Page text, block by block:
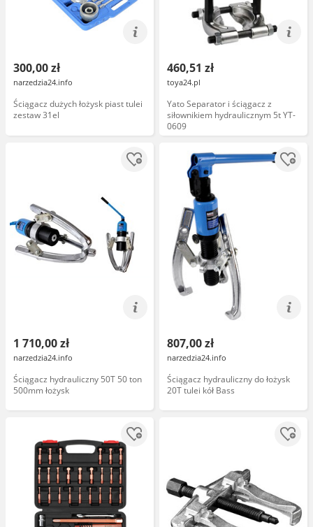
300,00 zł
narzedzia24.info
Ściągacz dużych łożysk piast tulei
zestaw 31el
460,51 zł
toya24.pl
Yato Separator i ściągacz z
siłownikiem hydraulicznym 5t YT-
0609
1 710,00 zł
narzedzia24.info
Ściągacz hydrauliczny 50T 50 ton
500mm łożysk
807,00 zł
narzedzia24.info
Ściągacz hydrauliczny do łożysk
20T tulei kół Bass